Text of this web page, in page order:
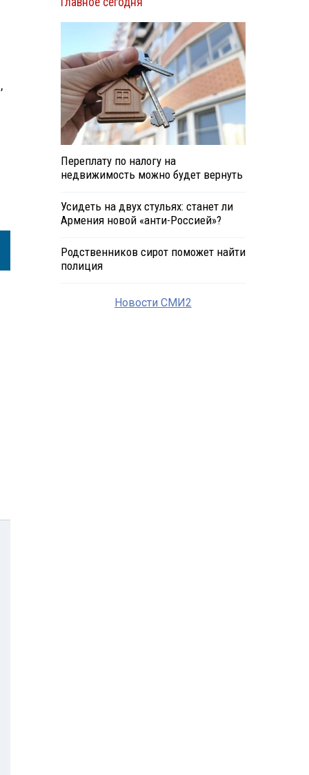
Переплату по налогу на
недвижимость можно будет вернуть
Усидеть на двух стульях: станет ли
Армения новой «анти-Россией»?
Родственников сирот поможет найти
полиция
Новости СМИ2